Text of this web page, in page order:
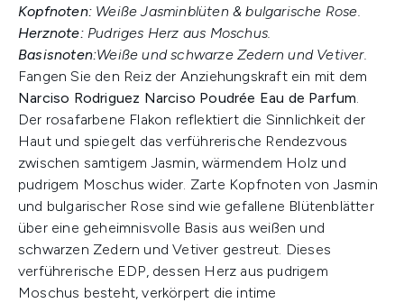
Kopfnoten: Weiße Jasminblüten & bulgarische Rose.
Herznote: Pudriges Herz aus Moschus.
Basisnoten:Weiße und schwarze Zedern und Vetiver.
Fangen Sie den Reiz der Anziehungskraft ein mit dem
Narciso Rodriguez Narciso Poudrée Eau de Parfum.
Der rosafarbene Flakon reflektiert die Sinnlichkeit der
Haut und spiegelt das verführerische Rendezvous
zwischen samtigem Jasmin, wärmendem Holz und
pudrigem Moschus wider. Zarte Kopfnoten von Jasmin
und bulgarischer Rose sind wie gefallene Blütenblätter
über eine geheimnisvolle Basis aus weißen und
schwarzen Zedern und Vetiver gestreut. Dieses
verführerische EDP, dessen Herz aus pudrigem
Moschus besteht, verkörpert die intime